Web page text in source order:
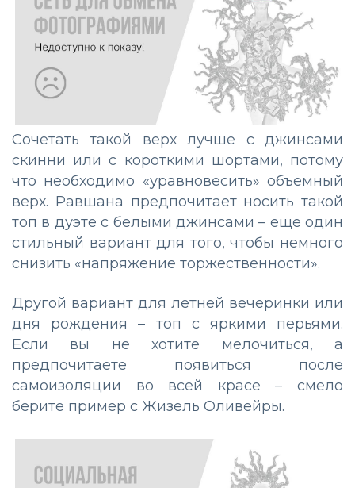
Сочетать такой верх лучше с джинсами
скинни или с короткими шортами, потому
что необходимо «уравновесить» объемный
верх. Равшана предпочитает носить такой
топ в дуэте с белыми джинсами – еще один
стильный вариант для того, чтобы немного
снизить «напряжение торжественности».
Другой вариант для летней вечеринки или
дня рождения – топ с яркими перьями.
Если вы не хотите мелочиться, а
предпочитаете появиться после
самоизоляции во всей красе – смело
берите пример с Жизель Оливейры.